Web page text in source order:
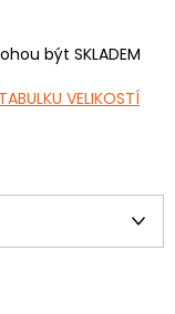
být SKLADEM
TABULKU VELIKOSTÍ